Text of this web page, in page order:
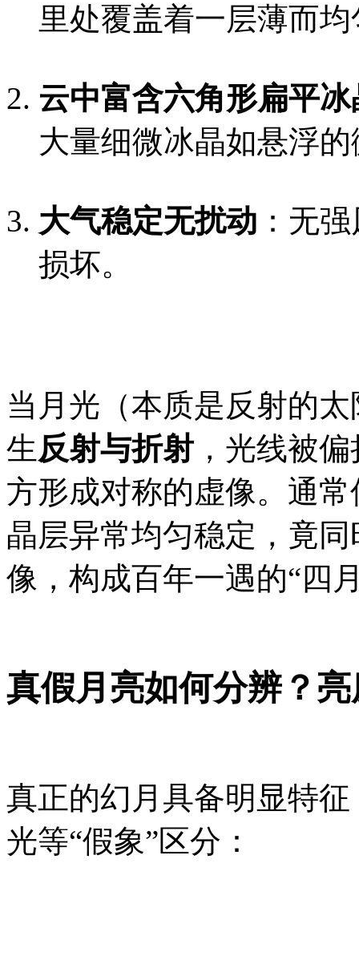
里处覆盖着一层薄而
云中富含六角形扁平冰
大量细微冰晶如悬浮
大气稳定无扰动 ：无
损坏。
当月光（本质是反射的
生反射与折射，光线被
方形成对称的虚像。通
晶层异常均匀稳定，竟
像，构成百年一遇的“四
真假月亮如何分辨？
真正的幻月具备明显特
光等“假象”区分：